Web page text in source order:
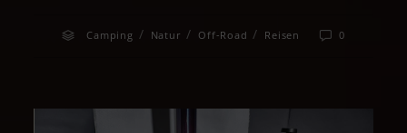
Camping / Natur / Off-Road / Reisen 0